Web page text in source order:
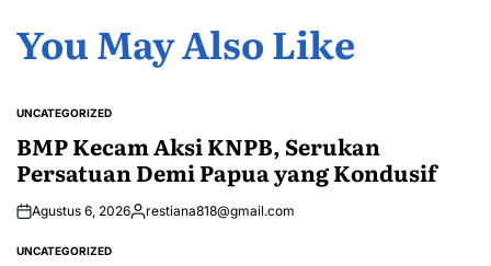
You May Also Like
POSTED
UNCATEGORIZED
BMP Kecam Aksi KNPB, Serukan
Persatuan Demi Papua yang Kondusif
Agustus 6, 2026Posted
restiana818@gmail.com
POSTED
UNCATEGORIZED